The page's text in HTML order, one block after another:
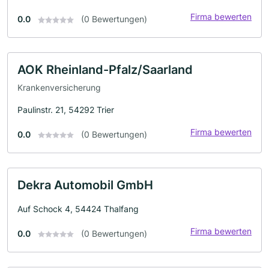
0.0 (0 Bewertungen) Firma bewerten
AOK Rheinland-Pfalz/Saarland
Krankenversicherung
Paulinstr. 21, 54292 Trier
0.0 (0 Bewertungen) Firma bewerten
Dekra Automobil GmbH
Auf Schock 4, 54424 Thalfang
0.0 (0 Bewertungen) Firma bewerten